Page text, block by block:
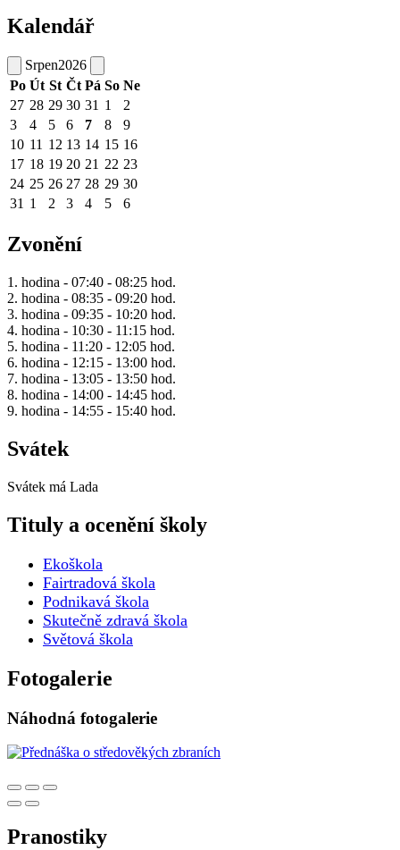
Kalendář
Srpen2026
Po Út St Čt Pá So Ne
27 28 29 30 31 1
2
3
4 5 6 7 8
9
10 11 12 13 14 15 16
17 18 19 20 21 22 23
24 25 26 27 28 29 30
31 1 2 3 4 5 6
Zvonění
1. hodina - 07:40 - 08:25 hod.
2. hodina - 08:35 - 09:20 hod.
3. hodina - 09:35 - 10:20 hod.
4. hodina - 10:30 - 11:15 hod.
5. hodina - 11:20 - 12:05 hod.
6. hodina - 12:15 - 13:00 hod.
7. hodina - 13:05 - 13:50 hod.
8. hodina - 14:00 - 14:45 hod.
9. hodina - 14:55 - 15:40 hod.
Svátek
Svátek má Lada
Tituly a ocenění školy
Ekoškola
Fairtradová škola
Podnikavá škola
Skutečně zdravá škola
Světová škola
Fotogalerie
Náhodná fotogalerie
Pranostiky